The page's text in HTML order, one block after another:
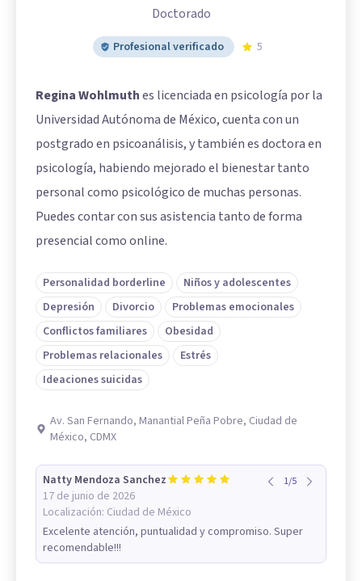
Doctorado
Profesional verificado 5
Regina Wohlmuthes licenciada en psicología por la
Universidad Autónoma de México, cuenta con un
postgrado en psicoanálisis, y también es doctora en
psicología, habiendo mejorado el bienestar tanto
personal como psicológico de muchas personas.
Puedes contar con sus asistencia tanto de forma
presencial como online.
Personalidad borderline
Niños y adolescentes
Depresión
Divorcio
Problemas emocionales
Conflictos familiares
Obesidad
Problemas relacionales
Estrés
Ideaciones suicidas
Av. San Fernando, Manantial Peña Pobre, Ciudad de
México, CDMX
Natty Mendoza Sanchez
17 de junio de 2026
Localización: Ciudad de México
1/5
Excelente atención, puntualidad y compromiso. Super
recomendable!!!